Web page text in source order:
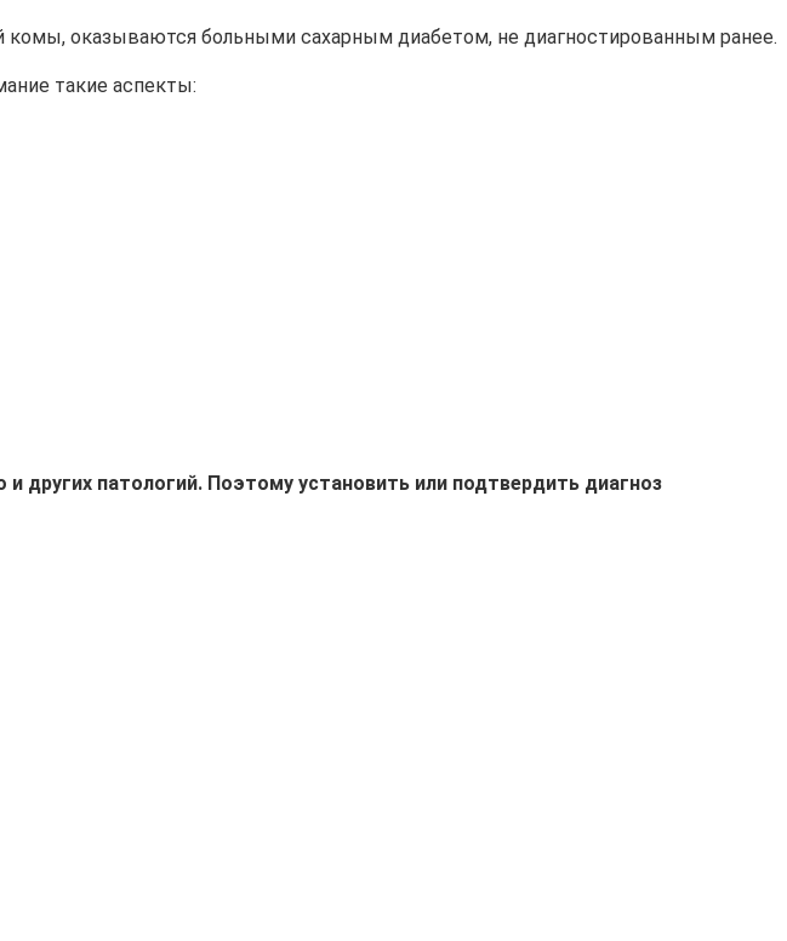
комы, оказываются больными сахарным диабетом, не диагностированным ранее.
такие аспекты:
других патологий. Поэтому установить или подтвердить диагноз